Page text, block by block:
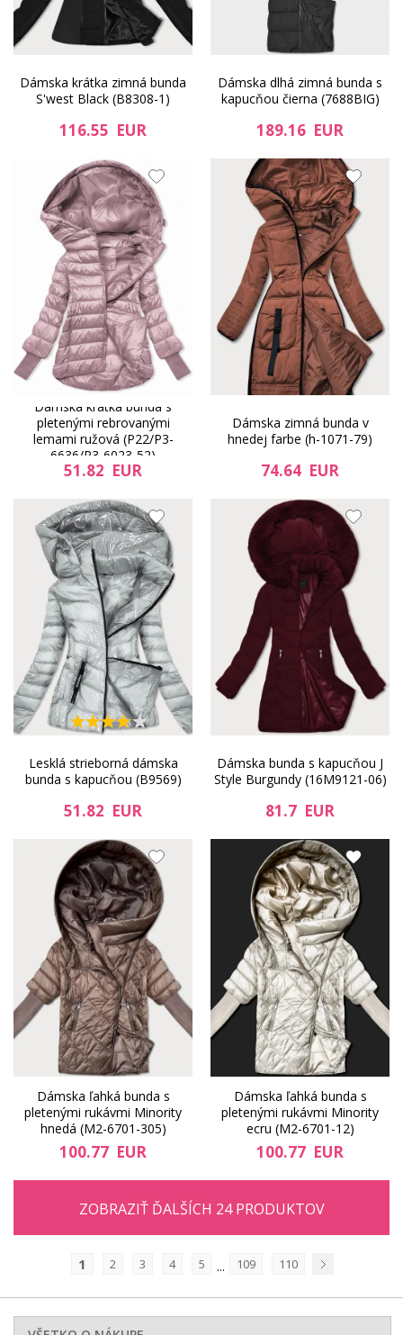
Dámska krátka zimná bunda
S'west Black (B8308-1)
116.55 EUR
Dámska dlhá zimná bunda s
kapucňou čierna (7688BIG)
189.16 EUR
Dámska krátka bunda s
pletenými rebrovanými
lemami ružová (P22/P3-
6636/P3-6023-52)
51.82 EUR
Dámska zimná bunda v
hnedej farbe (h-1071-79)
74.64 EUR
Lesklá strieborná dámska
bunda s kapucňou (B9569)
51.82 EUR
Dámska bunda s kapucňou J
Style Burgundy (16M9121-06)
81.7 EUR
Dámska ľahká bunda s
pletenými rukávmi Minority
hnedá (M2-6701-305)
100.77 EUR
Dámska ľahká bunda s
pletenými rukávmi Minority
ecru (M2-6701-12)
100.77 EUR
ZOBRAZIŤ ĎALŠÍCH 24 PRODUKTOV
1 2 3 4 5 ... 109
110